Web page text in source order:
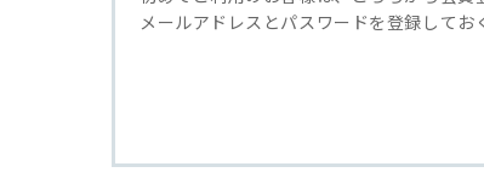
メールアドレスとパスワードを登録してお